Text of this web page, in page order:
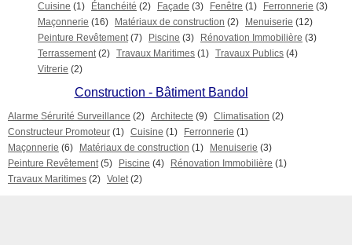
Cuisine (1) Étanchéité (2) Façade (3) Fenêtre (1) Ferronnerie (3)
Maçonnerie (16) Matériaux de construction (2) Menuiserie (12)
Peinture Revêtement (7) Piscine (3) Rénovation Immobilière (3)
Terrassement (2) Travaux Maritimes (1) Travaux Publics (4)
Vitrerie (2)
Construction - Bâtiment Bandol
Alarme Sérurité Surveillance (2) Architecte (9) Climatisation (2)
Constructeur Promoteur (1) Cuisine (1) Ferronnerie (1)
Maçonnerie (6) Matériaux de construction (1) Menuiserie (3)
Peinture Revêtement (5) Piscine (4) Rénovation Immobilière (1)
Travaux Maritimes (2) Volet (2)